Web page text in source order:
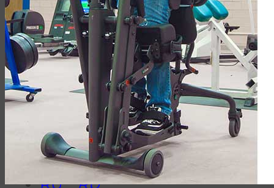
Контакты
Искать:
(044)339-95-85
9:00 -18:00
(044)339-95-85
9:00 -18:00
RU